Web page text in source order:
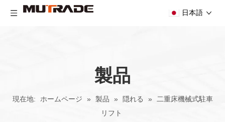
日本語
製品
現在地: ホームページ » 製品 » 隠れる »
二重床機械式駐車
リフト